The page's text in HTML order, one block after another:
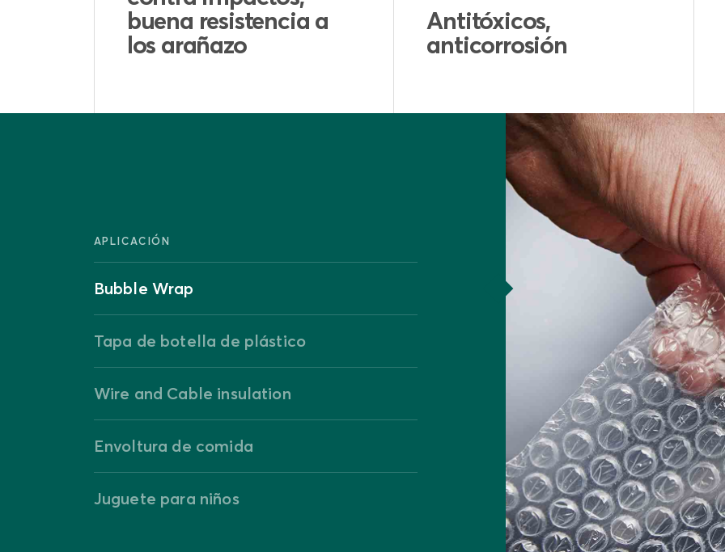
Antitóxicos,
anticorrosión
Durable, fácil de
moldear
APLICACIÓN
Bubble Wrap
Tapa de botella de plástico
Wire and Cable insulation
Envoltura de comida
Juguete para niños